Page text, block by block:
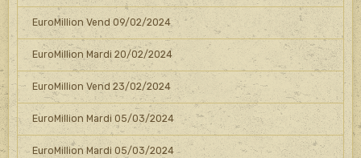
EuroMillion Vend 09/02/2024
EuroMillion Mardi 20/02/2024
EuroMillion Vend 23/02/2024
EuroMillion Mardi 05/03/2024
EuroMillion Mardi 05/03/2024